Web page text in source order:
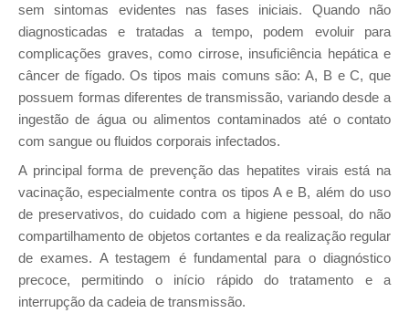
sem sintomas evidentes nas fases iniciais. Quando não
diagnosticadas e tratadas a tempo, podem evoluir para
complicações graves, como cirrose, insuficiência hepática e
câncer de fígado. Os tipos mais comuns são: A, B e C, que
possuem formas diferentes de transmissão, variando desde a
ingestão de água ou alimentos contaminados até o contato
com sangue ou fluidos corporais infectados.
A principal forma de prevenção das hepatites virais está na
vacinação, especialmente contra os tipos A e B, além do uso
de preservativos, do cuidado com a higiene pessoal, do não
compartilhamento de objetos cortantes e da realização regular
de exames. A testagem é fundamental para o diagnóstico
precoce, permitindo o início rápido do tratamento e a
interrupção da cadeia de transmissão.